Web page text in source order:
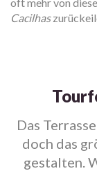
Cacilhas
Das
doch das
gestalten.